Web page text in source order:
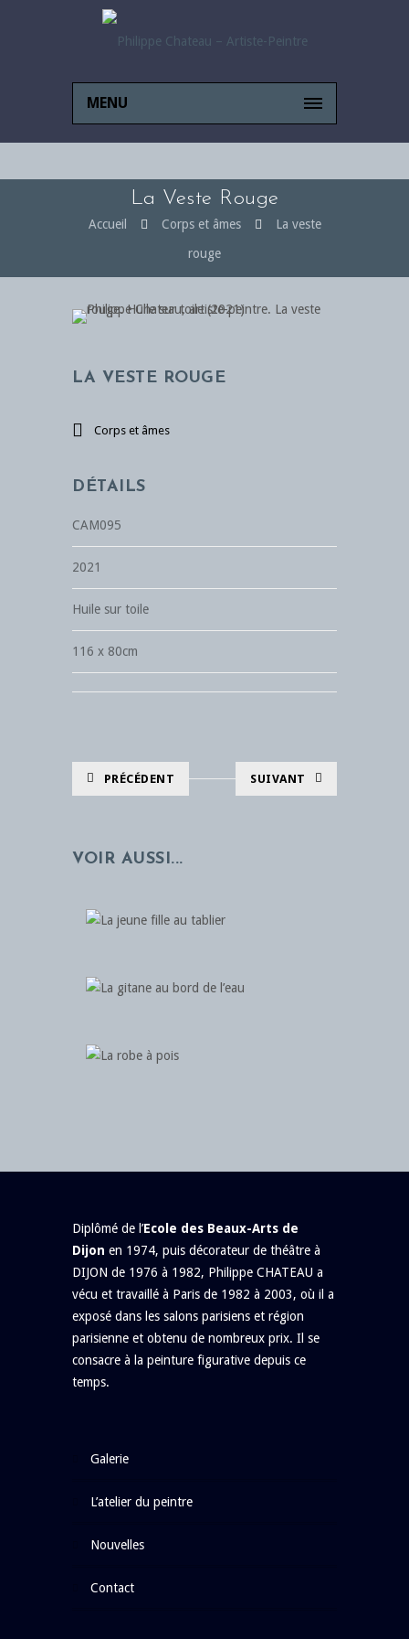
MENU
La Veste Rouge
Accueil Corps et âmes
La veste
rouge
LA VESTE ROUGE
Corps et âmes
DÉTAILS
CAM095
2021
Huile sur toile
116 x 80cm
PRÉCÉDENT SUIVANT
VOIR AUSSI...
Diplômé de l’Ecole des Beaux-Arts de
Dijon en 1974, puis décorateur de théâtre à
DIJON de 1976 à 1982, Philippe CHATEAU a
vécu et travaillé à Paris de 1982 à 2003, où il a
exposé dans les salons parisiens et région
parisienne et obtenu de nombreux prix. Il se
consacre à la peinture figurative depuis ce
temps.
galerie
l’atelier du peintre
nouvelles
contact